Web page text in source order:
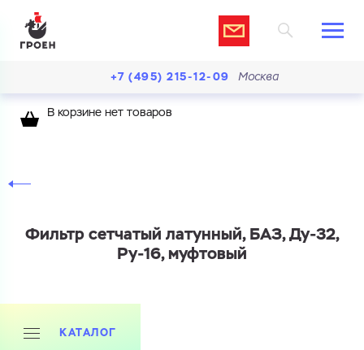
+7 (495) 215-12-09 Москва
В корзине нет товаров
Фильтр сетчатый латунный, БАЗ, Ду-32,
Ру-16, муфтовый
КАТАЛОГ